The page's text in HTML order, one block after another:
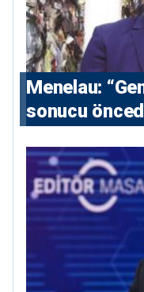
Menelau:
sonucu